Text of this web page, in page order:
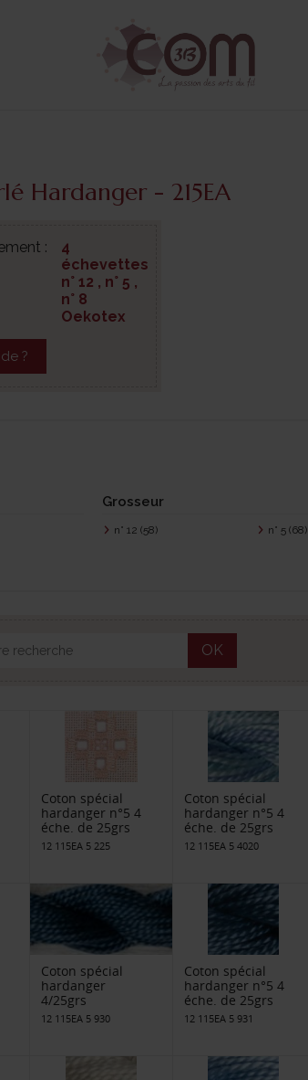
Hardanger - 215EA
:
4
échevettes
n° 12 , n° 5 ,
n° 8
Oekotex
?
Grosseur
n° 12 (58) n° 5(68)
OK
Coton spécial
hardanger n°5 4
éche. de 25grs
12 115EA 5 225
Coton spécial
hardanger n°5 4
éche. de 25grs
12 115EA 5 4020
Coton spécial
hardanger
4/25grs
12 115EA 5 930
Coton spécial
hardanger n°5 4
éche. de 25grs
12 115EA 5 931